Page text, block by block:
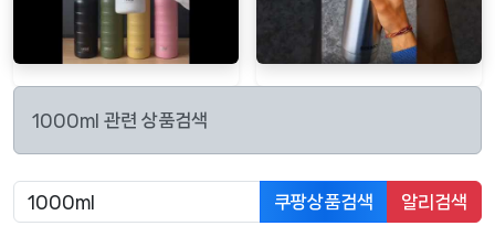
1000ml 관련 상품검색
쿠팡상품검색 알리검색